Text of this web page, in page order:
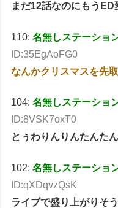
まだ12話なのにもうED
110:名無しステーショ
ID:35EgAoFG0
なんかクリスマスを先
104:名無しステーショ
ID:8VSK7oxT0
とぅわりんりんたんた
102:名無しステーショ
ID:qXDqvzQsK
ライブで盛り上がりそ